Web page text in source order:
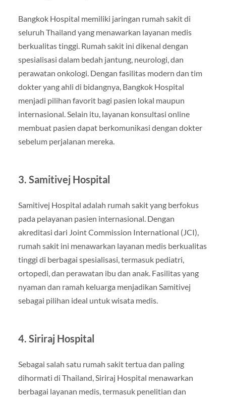
Bangkok Hospital memiliki jaringan rumah sakit di
seluruh Thailand yang menawarkan layanan medis
berkualitas tinggi. Rumah sakit ini dikenal dengan
spesialisasi dalam bedah jantung, neurologi, dan
perawatan onkologi. Dengan fasilitas modern dan tim
dokter yang ahli di bidangnya, Bangkok Hospital
menjadi pilihan favorit bagi pasien lokal maupun
internasional. Selain itu, layanan konsultasi online
membuat pasien dapat berkomunikasi dengan dokter
sebelum perjalanan mereka.
3. Samitivej Hospital
Samitivej Hospital adalah rumah sakit yang berfokus
pada pelayanan pasien internasional. Dengan
akreditasi dari Joint Commission International (JCI),
rumah sakit ini menawarkan layanan medis berkualitas
tinggi di berbagai spesialisasi, termasuk pediatri,
ortopedi, dan perawatan ibu dan anak. Fasilitas yang
nyaman dan ramah keluarga menjadikan Samitivej
sebagai pilihan ideal untuk wisata medis.
4. Siriraj Hospital
Sebagai salah satu rumah sakit tertua dan paling
dihormati di Thailand, Siriraj Hospital menawarkan
berbagai layanan medis, termasuk penelitian dan